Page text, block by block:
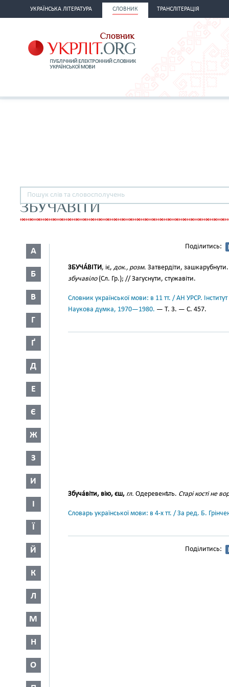
УКРАЇНСЬКА ЛІТЕРАТУРА СЛОВНИК ТРАНСЛІТЕРАЦІЯ
ЗБУЧАВІТИ
А
Б
В
Г
Ґ
Д
Е
Є
Ж
З
И
І
Ї
Й
К
Л
М
Н
О
Поділитись:
ЗБУЧА́ВІТИ, іє, док., розм. Затвердіти,
збучавіло(Сл. Гр.); // Загуснути, стужавіти.
Словник української мови: в 11 тт. / АН УРСР.
Наукова думка, 1970—1980. — Т. 3. — С. 457.
Збуча́віти, вію, єш, гл. Одеревенѣть. Старі кості не
Словарь української мови: в 4-х тт. / За ред. Б.
Поділитись: